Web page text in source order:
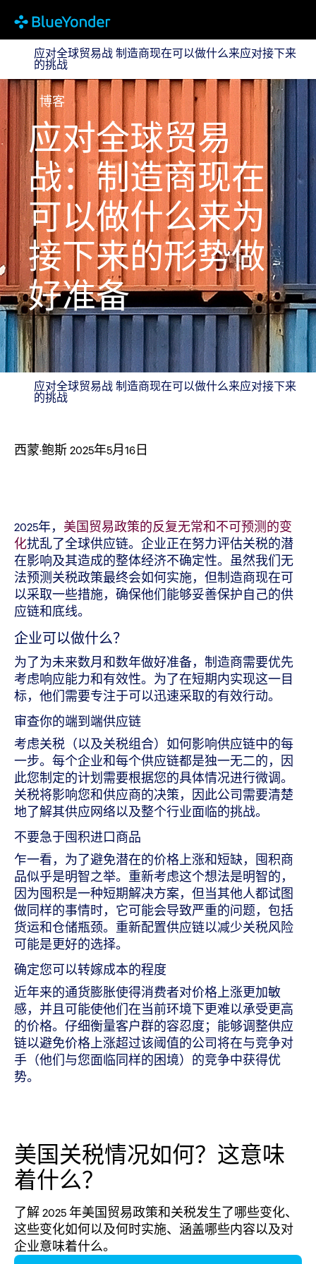
应对全球贸易战 制造商现在可以做什么来应对接下来的
应对全球贸易战 制造商现在可以做什么来应对接下来
的挑战
博客
应对全球贸易
战：制造商现在
可以做什么来为
接下来的形势做
好准备
应对全球贸易战 制造商现在可以做什么来应对接下来
的挑战
西蒙·鲍斯2025年5月16日
2025年， 美国贸易政策的反复无常和不可预测的变
化扰乱了全球供应链。企业正在努力评估关税的潜
在影响及其造成的整体经济不确定性。虽然我们无
法预测关税政策最终会如何实施，但制造商现在可
以采取一些措施，确保他们能够妥善保护自己的供
应链和底线。
企业可以做什么？
为了为未来数月和数年做好准备，制造商需要优先
考虑响应能力和有效性。为了在短期内实现这一目
标，他们需要专注于可以迅速采取的有效行动。
审查你的端到端供应链
考虑关税（以及关税组合）如何影响供应链中的每
一步。每个企业和每个供应链都是独一无二的，因
此您制定的计划需要根据您的具体情况进行微调。
关税将影响您和供应商的决策，因此公司需要清楚
地了解其供应网络以及整个行业面临的挑战。
不要急于囤积进口商品
乍一看，为了避免潜在的价格上涨和短缺，囤积商
品似乎是明智之举。重新考虑这个想法是明智的，
因为囤积是一种短期解决方案，但当其他人都试图
做同样的事情时，它可能会导致严重的问题，包括
货运和仓储瓶颈。重新配置供应链以减少关税风险
可能是更好的选择。
确定您可以转嫁成本的程度
近年来的通货膨胀使得消费者对价格上涨更加敏
感，并且可能使他们在当前环境下更难以承受更高
的价格。仔细衡量客户群的容忍度；能够调整供应
链以避免价格上涨超过该阈值的公司将在与竞争对
手（他们与您面临同样的困境）的竞争中获得优
势。
美国关税情况如何？这意味
着什么？
了解 2025 年美国贸易政策和关税发生了哪些变化、
这些变化如何以及何时实施、涵盖哪些内容以及对
企业意味着什么。